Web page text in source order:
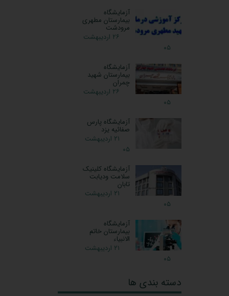
آزمایشگاه
بیمارستان مطهری
مرودشت
۲۶ اردیبهشت
۰۵
آزمایشگاه
بیمارستان شهید
چمران
۲۶ اردیبهشت
۰۵
آزمایشگاه پارس
صفائیه یزد
۲۱ اردیبهشت
۰۵
آزمایشگاه کلینیک
سلامت ودیابت
تابان
۲۱ اردیبهشت
۰۵
آزمایشگاه
بیمارستان خاتم
الانبیاء
۲۱ اردیبهشت
۰۵
دسته بندی ها